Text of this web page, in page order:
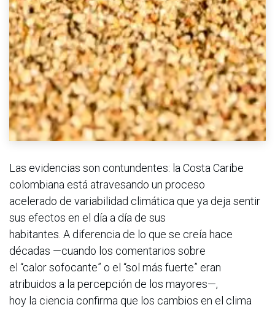
Las evidencias son contundentes: la Costa Caribe
colombiana está atravesando un proceso
acelerado de variabilidad climática que ya deja sentir
sus efectos en el día a día de sus
habitantes. A diferencia de lo que se creía hace
décadas —cuando los comentarios sobre
el “calor sofocante” o el “sol más fuerte” eran
atribuidos a la percepción de los mayores—,
hoy la ciencia confirma que los cambios en el clima